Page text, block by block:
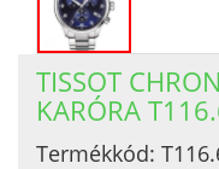
TISSOT
KARÓRA
Termékkód: